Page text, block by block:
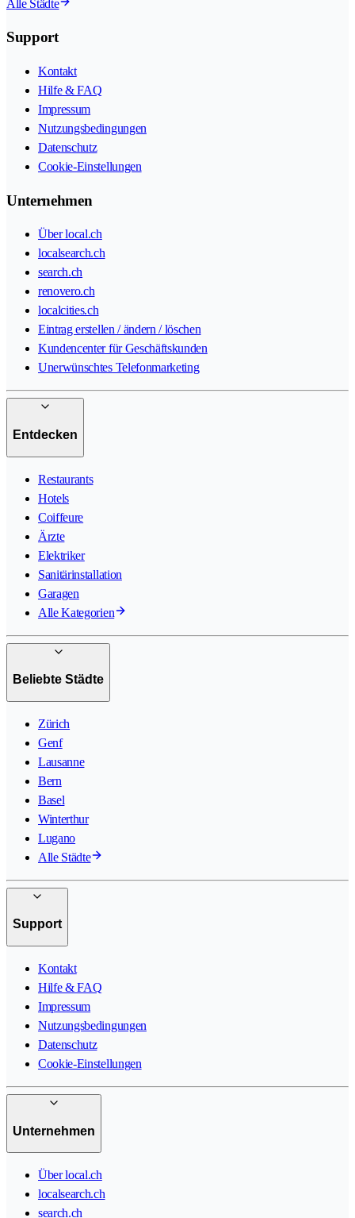
Alle Städte
Support
Kontakt
Hilfe & FAQ
Impressum
Nutzungsbedingungen
Datenschutz
Cookie-Einstellungen
Unternehmen
Über local.ch
localsearch.ch
search.ch
renovero.ch
localcities.ch
Eintrag erstellen / ändern / löschen
Kundencenter für Geschäftskunden
Unerwünschtes Telefonmarketing
Entdecken
Restaurants
Hotels
Coiffeure
Ärzte
Elektriker
Sanitärinstallation
Garagen
Alle Kategorien
Beliebte Städte
Zürich
Genf
Lausanne
Bern
Basel
Winterthur
Lugano
Alle Städte
Support
Kontakt
Hilfe & FAQ
Impressum
Nutzungsbedingungen
Datenschutz
Cookie-Einstellungen
Unternehmen
Über local.ch
localsearch.ch
search.ch